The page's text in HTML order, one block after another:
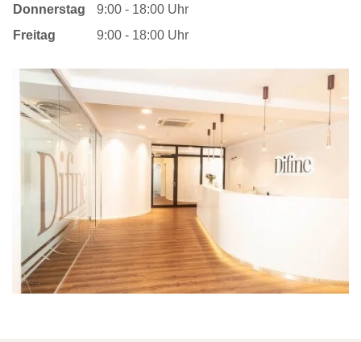
Donnerstag
9:00 - 18:00 Uhr
Freitag
9:00 - 18:00 Uhr